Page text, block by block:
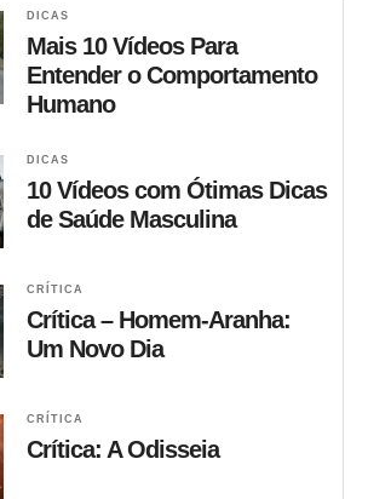
DICAS
Mais 10 Vídeos Para
Entender o Comportamento
Humano
DICAS
10 Vídeos com Ótimas Dicas
de Saúde Masculina
CRÍTICA
Crítica – Homem-Aranha:
Um Novo Dia
CRÍTICA
Crítica: A Odisseia